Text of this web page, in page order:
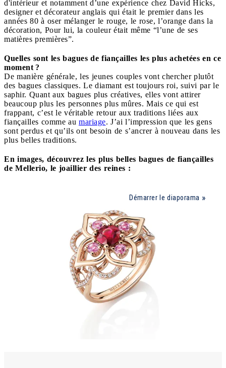
d'intérieur et notamment d’une expérience chez David Hicks,
designer et décorateur anglais qui était le premier dans les
années 80 à oser mélanger le rouge, le rose, l’orange dans la
décoration, Pour lui, la couleur était même “l’une de ses
matières premières”.
Quelles sont les bagues de fiançailles les plus achetées en ce
moment ?
De manière générale, les jeunes couples vont chercher plutôt
des bagues classiques. Le diamant est toujours roi, suivi par le
saphir. Quant aux bagues plus créatives, elles vont attirer
beaucoup plus les personnes plus mûres. Mais ce qui est
frappant, c’est le véritable retour aux traditions liées aux
fiançailles comme au mariage. J’ai l’impression que les gens
sont perdus et qu’ils ont besoin de s’ancrer à nouveau dans les
plus belles traditions.
En images, découvrez les plus belles bagues de fiançailles
de Mellerio, le joaillier des reines :
Démarrer le diaporama